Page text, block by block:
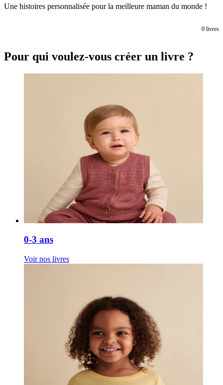
Une histoires personnalisée pour la meilleure maman du monde !
0 livres
Pour qui voulez-vous créer un livre ?
0-3 ans
Voir nos livres